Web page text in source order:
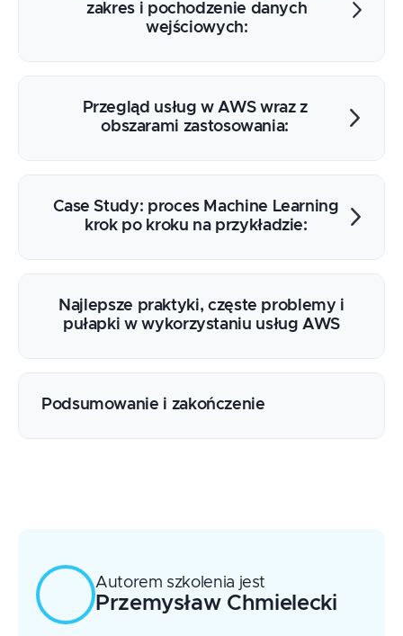
uczenie maszynowe
sztuczna inteligencja
zakres i pochodzenie danych
wejściowych:
Fine-Tuned specjalistyczne
Przegląd usług w AWS wraz z
obszarami zastosowania:
AWS Comprehend
AWS Textract
AWS Kendra
AWS Personalize
Case Study: proces Machine Learning
krok po kroku na przykładzie:
Formowanie problemu
Zbieranie danych
Monitorowanie
Najlepsze praktyki, częste problemy i
pułapki w wykorzystaniu usług AWS
Podsumowanie i zakończenie
Autorem szkolenia jest
Przemysław Chmielecki